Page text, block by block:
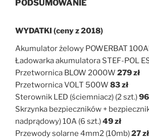
PODSUMOWANIE
WYDATKI (ceny z 2018)
Akumulator żelowy POWERBAT
Ładowarka akumulatora STEF-POL
Przetwornica BLOW 2000W 279 zł
Przetwornica VOLT 500W 83 zł
Sterownik LED (ściemniacz) (2 szt.)96
Skrzynka bezpieczników +
nadprądowy) 10A (6 szt.)49 zł
Przewody solarne 4mm2 (10mb)27 zł